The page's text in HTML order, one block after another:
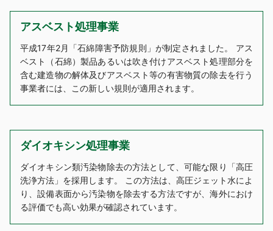
アスベスト処理事業
平成17年2月「石綿障害予防規則」が制定されました。 アス
ベスト（石綿）製品あるいは吹き付けアスベスト処理部分を
含む建造物の解体及びアスベスト等の有害物質の除去を行う
事業者には、この新しい規則が適用されます。
ダイオキシン処理事業
ダイオキシン類汚染物除去の方法として、可能な限り「高圧
洗浄方法」を採用します。 この方法は、高圧ジェット水によ
り、設備表面から汚染物を除去する方法ですが、海外におけ
る評価でも高い効果が確認されています。